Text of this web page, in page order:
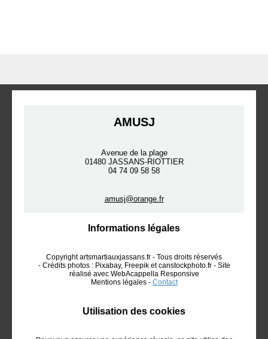
AMUSJ
Avenue de la plage
01480 JASSANS-RIOTTIER
04 74 09 58 58
amusj@orange.fr
Informations légales
Copyright artsmartiauxjassans.fr - Tous droits réservés
- Crédits photos : Pixabay, Freepik et canstockphoto.fr - Site
réalisé avec WebAcappella Responsive
Mentions légales - Contact
Utilisation des cookies